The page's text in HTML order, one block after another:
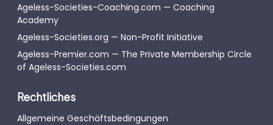
Ageless-Societies-Coaching.com — Coaching
Academy
Ageless-Societies.org — Non-Profit Initiative
Ageless-Premier.com — The Private Membership Circle
of Ageless-Societies.com
Rechtliches
Allgemeine Geschäftsbedingungen